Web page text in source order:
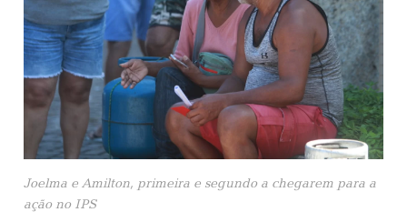
Joelma e Amilton, primeira e segundo a chegarem para a
ação no IPS